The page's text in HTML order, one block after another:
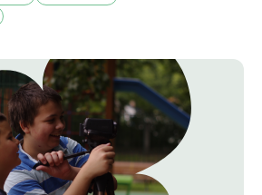
önbizalmuk
Megosztják
élményeiket,
gondolataikat